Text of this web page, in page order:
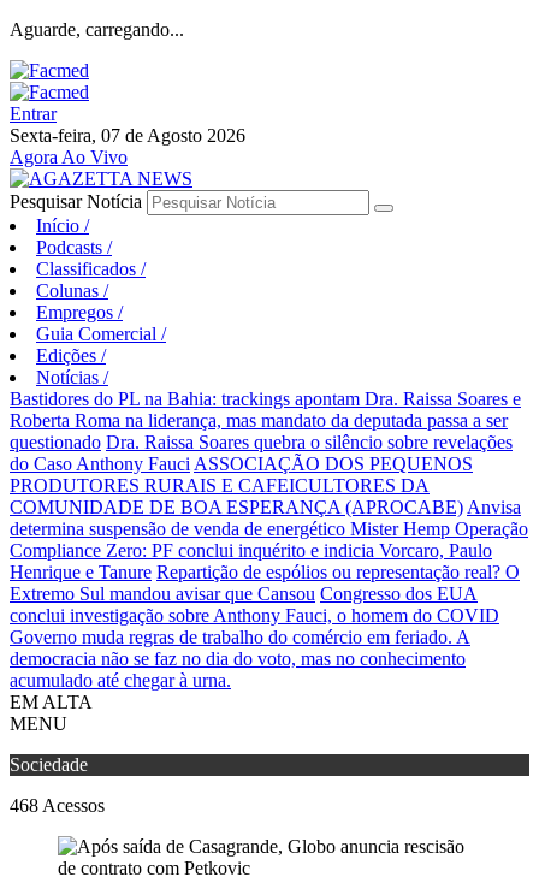
Aguarde, carregando...
Entrar
Sexta-feira, 07 de Agosto 2026
Agora Ao Vivo
Pesquisar Notícia
Início /
Podcasts /
Classificados /
Colunas /
Empregos /
Guia Comercial /
Edições /
Notícias /
Bastidores do PL na Bahia: trackings apontam Dra. Raissa Soares e
Roberta Roma na liderança, mas mandato da deputada passa a ser
questionado Dra. Raissa Soares quebra o silêncio sobre revelações
do Caso Anthony Fauci ASSOCIAÇÃO DOS PEQUENOS
PRODUTORES RURAIS E CAFEICULTORES DA
COMUNIDADE DE BOA ESPERANÇA (APROCABE) Anvisa
determina suspensão de venda de energético Mister Hemp Operação
Compliance Zero: PF conclui inquérito e indicia Vorcaro, Paulo
Henrique e Tanure Repartição de espólios ou representação real? O
Extremo Sul mandou avisar que Cansou Congresso dos EUA
conclui investigação sobre Anthony Fauci, o homem do COVID
Governo muda regras de trabalho do comércio em feriado. A
democracia não se faz no dia do voto, mas no conhecimento
acumulado até chegar à urna.
EM ALTA
MENU
Sociedade
468 Acessos